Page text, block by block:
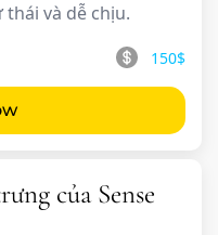
và dễ chịu.
150$
của Sense